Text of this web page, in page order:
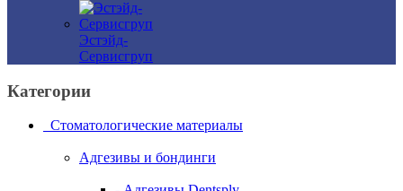
Эстэйд-
Сервисгруп
Категории
Стоматологические материалы
Адгезивы и бондинги